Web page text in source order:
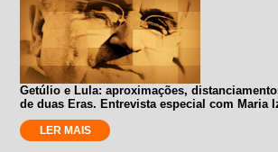
Getúlio e Lula: aproximações,
de duas Eras. Entrevista especial com Maria
LER MAIS